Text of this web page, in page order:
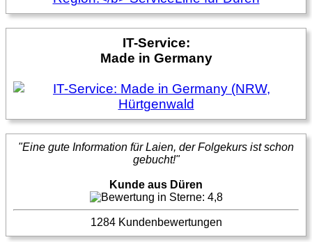
IT-Service:
Made in Germany
"Eine gute Information für Laien, der Folgekurs ist schon
gebucht!"
Kunde aus Düren
1284 Kundenbewertungen